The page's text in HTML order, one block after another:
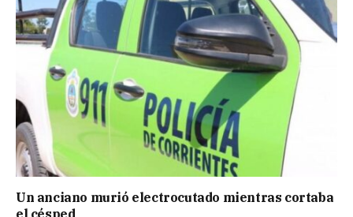
Un anciano murió electrocutado mientras cortaba
el césped